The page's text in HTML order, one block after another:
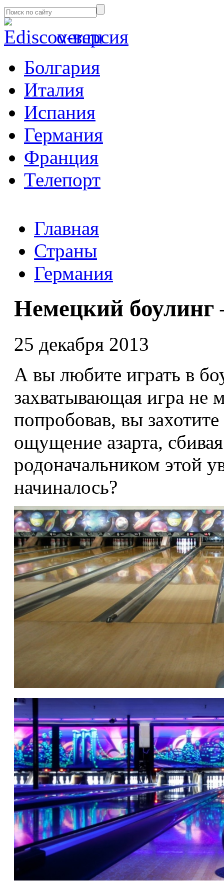
α-версия
Болгария
Италия
Испания
Германия
Франция
Телепорт
Главная
Страны
Германия
Немецкий боулинг
25 декабря 2013
А вы любите играть в
захватывающая игра не
попробовав, вы
ощущение азарта,
родоначальником этой
начиналось?